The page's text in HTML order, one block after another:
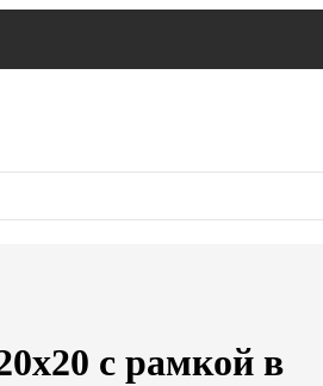
с рамкой в